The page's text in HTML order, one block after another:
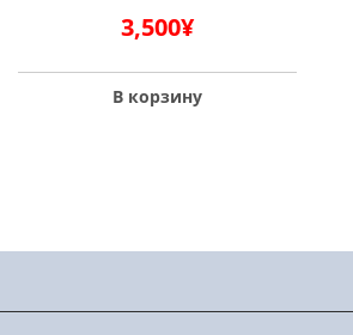
3,500¥
В корзину